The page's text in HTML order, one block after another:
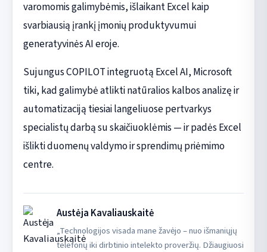
varomomis galimybėmis, išlaikant Excel kaip
svarbiausią įrankį įmonių produktyvumui
generatyvinės AI eroje.
Sujungus COPILOT integruotą Excel AI, Microsoft
tiki, kad galimybė atlikti natūralios kalbos analizę ir
automatizaciją tiesiai langeliuose pertvarkys
specialistų darbą su skaičiuoklėmis — ir padės Excel
išlikti duomenų valdymo ir sprendimų priėmimo
centre.
Austėja Kavaliauskaitė
„Technologijos visada mane žavėjo – nuo išmaniųjų
telefonų iki dirbtinio intelekto proveržių. Džiaugiuosi